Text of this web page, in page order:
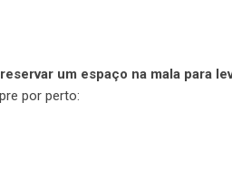
um espaço na mala para
por perto: